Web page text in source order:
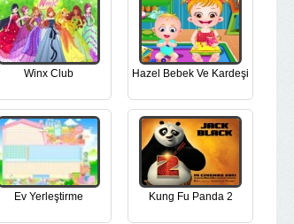
Winx Club Hazel Bebek Ve Kardeşi
Ev Yerleştirme Kung Fu Panda 2